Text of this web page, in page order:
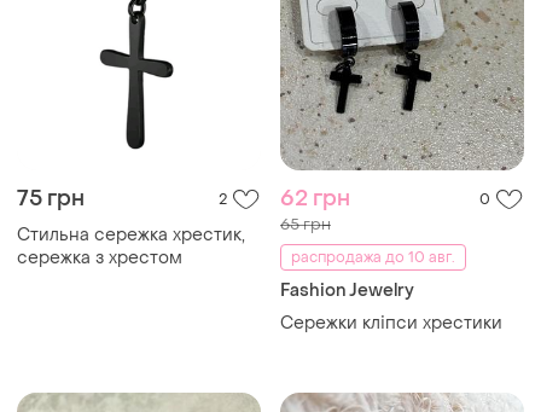
75 грн 2
Стильна сережка хрестик,
сережка з хрестом
62 грн 0
65 грн
распродажа до 10 авг.
Fashion Jewelry
Сережки кліпси хрестики